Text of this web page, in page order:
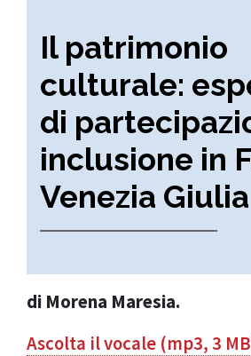
Il patrimonio
culturale:
di
inclusione in
Venezia Giulia
di Morena Maresia.
Ascolta il vocale (mp3, 3